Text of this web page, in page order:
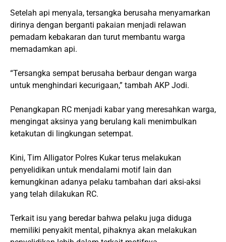
Setelah api menyala, tersangka berusaha menyamarkan
dirinya dengan berganti pakaian menjadi relawan
pemadam kebakaran dan turut membantu warga
memadamkan api.
“Tersangka sempat berusaha berbaur dengan warga
untuk menghindari kecurigaan,” tambah AKP Jodi.
Penangkapan RC menjadi kabar yang meresahkan warga,
mengingat aksinya yang berulang kali menimbulkan
ketakutan di lingkungan setempat.
Kini, Tim Alligator Polres Kukar terus melakukan
penyelidikan untuk mendalami motif lain dan
kemungkinan adanya pelaku tambahan dari aksi-aksi
yang telah dilakukan RC.
Terkait isu yang beredar bahwa pelaku juga diduga
memiliki penyakit mental, pihaknya akan melakukan